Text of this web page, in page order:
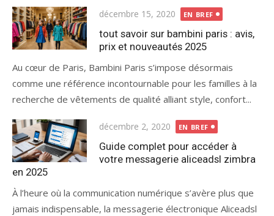
Publié
le
décembre 15, 2020 EN BREF
tout savoir sur bambini paris : avis,
prix et nouveautés 2025
Au cœur de Paris, Bambini Paris s’impose désormais
comme une référence incontournable pour les familles à la
recherche de vêtements de qualité alliant style, confort...
Publié
le
décembre 2, 2020 EN BREF
Guide complet pour accéder à
votre messagerie aliceadsl zimbra
en 2025
À l’heure où la communication numérique s’avère plus que
jamais indispensable, la messagerie électronique Aliceadsl